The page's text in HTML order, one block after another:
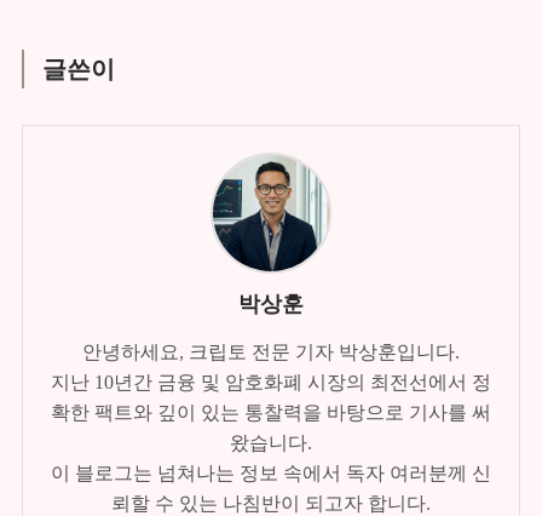
글쓴이
박상훈
안녕하세요, 크립토 전문 기자 박상훈입니다.
지난 10년간 금융 및 암호화폐 시장의 최전선에서 정
확한 팩트와 깊이 있는 통찰력을 바탕으로 기사를 써
왔습니다.
이 블로그는 넘쳐나는 정보 속에서 독자 여러분께 신
뢰할 수 있는 나침반이 되고자 합니다.